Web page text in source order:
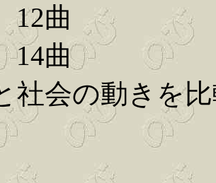
12曲
14曲
社会の動きを